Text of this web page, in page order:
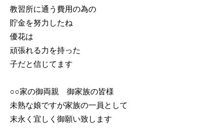
教習所に通う費用の為の
貯金を努力したね
優花は
頑張れる力を持った
子だと信じてます
○○家の御両親 御家族の皆様
未熟な娘ですが家族の一員として
末永く宜しく御願い致します